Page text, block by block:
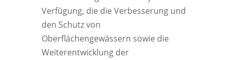
Verfügung, die die Verbesserung und
den Schutz von
Oberflächengewässern sowie die
Weiterentwicklung der